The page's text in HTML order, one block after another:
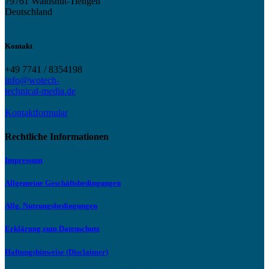
Deutschland
Kontakt
+49 7741 / 8354198
info@wotech-
technical-media.de
Kontaktformular
Rechtliche Informationen
Impressum
Allgemeine Geschäftsbedingungen
Allg. Nutzungsbedingungen
Erklärung zum Datenschutz
Haftungshinweise (Disclaimer)